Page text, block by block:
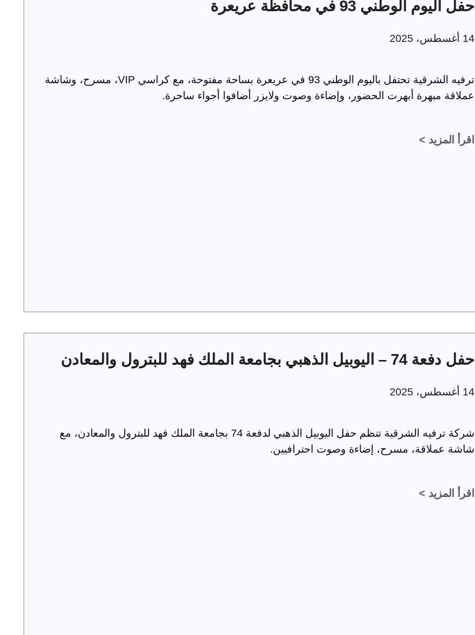
حفل اليوم الوطني 93 في محافظة عريعرة
14 أغسطس، 2025
ترفيه الشرقية تحتفل باليوم الوطني 93 في عريعرة بساحة مفتوحة، مع كراسي VIP، مسرح، وشاشة
عملاقة مبهرة أبهرت الحضور، وإضاءة وصوت ولايزر أضافوا أجواء ساحرة.
اقرأ المزيد >
حفل دفعة 74 – اليوبيل الذهبي بجامعة الملك فهد للبترول والمعادن
14 أغسطس، 2025
شركة ترفيه الشرقية تنظم حفل اليوبيل الذهبي لدفعة 74 بجامعة الملك فهد للبترول والمعادن، مع
شاشة عملاقة، مسرح، إضاءة وصوت احترافيين.
اقرأ المزيد >